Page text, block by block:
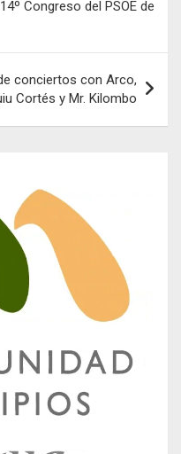
Congreso del PSOE de
conciertos con Arco,
Cortés y Mr. Kilombo